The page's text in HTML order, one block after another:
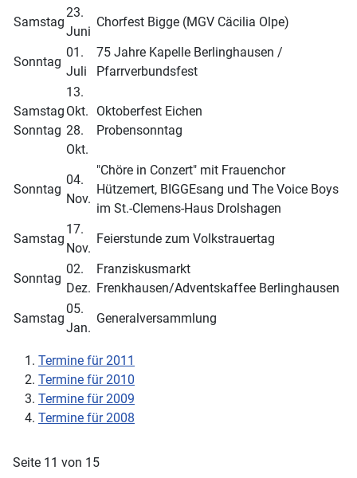
Samstag
23.
Juni
Chorfest Bigge (MGV Cäcilia Olpe)
Sonntag
01.
Juli
75 Jahre Kapelle Berlinghausen /
Pfarrverbundsfest
Samstag
Sonntag
13.
Okt.
28.
Okt.
Oktoberfest Eichen
Probensonntag
Sonntag
04.
Nov.
"Chöre in Conzert" mit Frauenchor
Hützemert, BIGGEsang und The Voice Boys
im St.-Clemens-Haus Drolshagen
Samstag
17.
Nov.
Feierstunde zum Volkstrauertag
Sonntag
02.
Dez.
Franziskusmarkt
Frenkhausen/Adventskaffee Berlinghausen
Samstag
05.
Jan.
Generalversammlung
Termine für 2011
Termine für 2010
Termine für 2009
Termine für 2008
Seite 11 von 15